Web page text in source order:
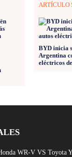
ARTÍCULO
BYD inicia
Argentina
eléctricos
WR-V VS Toyota